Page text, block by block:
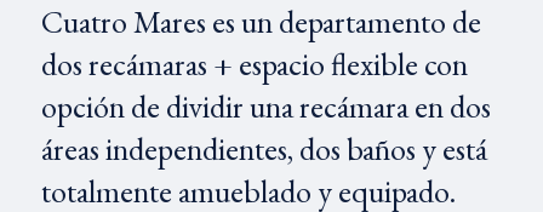
Cuatro Mares es un departamento de
dos recámaras + espacio flexible con
opción de dividir una recámara en dos
áreas independientes, dos baños y está
totalmente amueblado y equipado.